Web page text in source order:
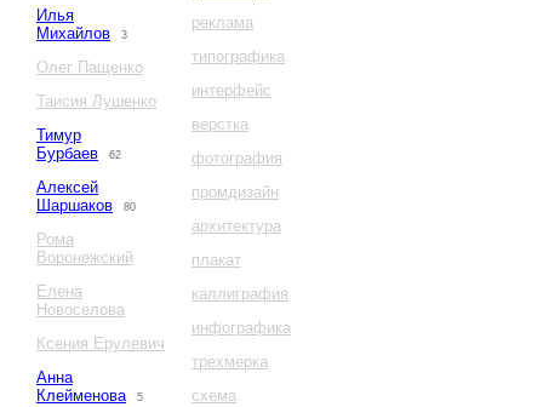
Илья
Михайлов
3
Олег Пащенко
Таисия Лушенко
Тимур
Бурбаев
62
Алексей
Шаршаков
80
Рома
Воронежский
Елена
Новоселова
Ксения Ерулевич
Анна
Клейменова
5
реклама
типографика
интерфейс
верстка
фотография
промдизайн
архитектура
плакат
каллиграфия
инфографика
трехмерка
схема